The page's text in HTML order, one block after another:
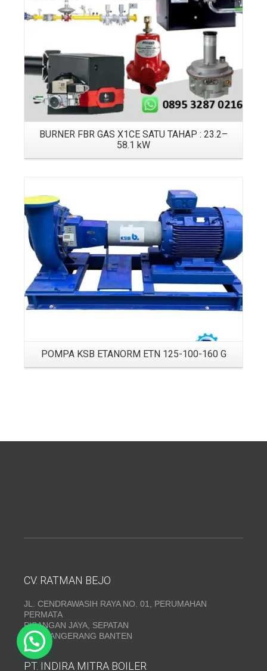
BURNER FBR GAS X1CE SATU TAHAP : 23.2–
58.1 kW
POMPA KSB ETANORM ETN 125-100-160 G
CV. RATMAN BEJO
JL. CENDRAWASIH RAYA NO. 01, PERUMAHAN
PERMATA
PISANGAN JAYA, SEPATAN
KAB. TANGERANG BANTEN
PT. INDIRA MITRA BOILER